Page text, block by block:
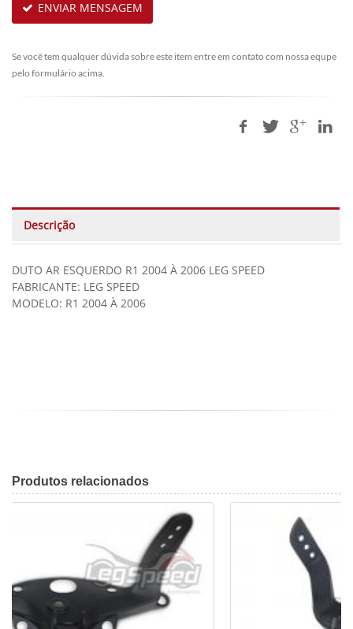
ENVIAR MENSAGEM
Se você tem qualquer dúvida sobre este item entre em contato com nossa equpe
pelo formulário acima.
Descrição
DUTO AR ESQUERDO R1 2004 À 2006 LEG SPEED
FABRICANTE: LEG SPEED
MODELO: R1 2004 À 2006
Produtos relacionados